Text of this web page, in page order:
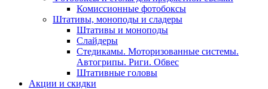
Комиссионные фотобоксы
Штативы, моноподы и сладеры
Штативы и моноподы
Слайдеры
Стедикамы. Моторизованные системы.
Автогрипы. Риги. Обвес
Штативные головы
Акции и скидки